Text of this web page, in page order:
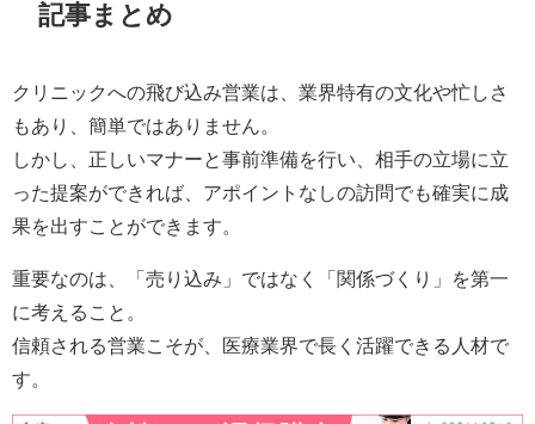
記事まとめ
クリニックへの飛び込み営業は、業界特有の文化や忙しさ
もあり、簡単ではありません。
しかし、正しいマナーと事前準備を行い、相手の立場に立
った提案ができれば、アポイントなしの訪問でも確実に成
果を出すことができます。
重要なのは、「売り込み」ではなく「関係づくり」を第一
に考えること。
信頼される営業こそが、医療業界で長く活躍できる人材で
す。